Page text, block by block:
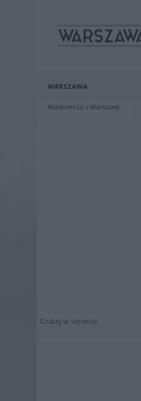
WARSZAWA
Wiadomości z Warszawy
Szukaj w serwisie